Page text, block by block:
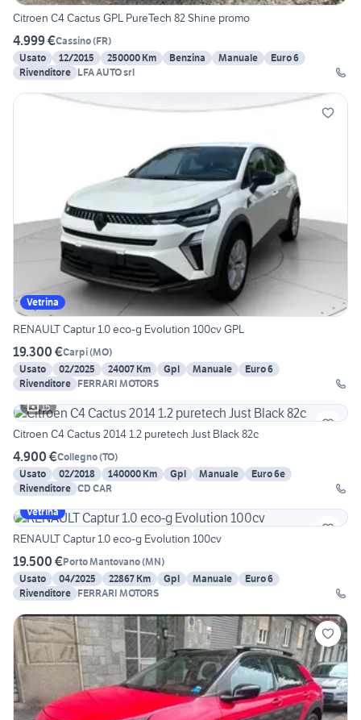
Citroen C4 Cactus GPL PureTech 82 Shine promo
4.999 €Cassino(FR)
Usato
12/2015 250000 Km Benzina Manuale
Euro 6
Rivenditore
LFA AUTO srl
Vetrina
RENAULT Captur 1.0 eco-g Evolution 100cv GPL
19.300 €Carpi(MO)
Usato
02/2025 24007 Km Gpl Manuale
Euro 6
Rivenditore FERRARI MOTORS
15
Citroen C4 Cactus 2014 1.2 puretech Just Black 82c
4.900 €Collegno(TO)
Usato
02/2018 140000 Km Gpl Manuale
Euro 6e
Rivenditore CD CAR
Vetrina
RENAULT Captur 1.0 eco-g Evolution 100cv
19.500 €Porto Mantovano(MN)
Usato
04/2025 22867 Km Gpl Manuale
Euro 6
Rivenditore FERRARI MOTORS